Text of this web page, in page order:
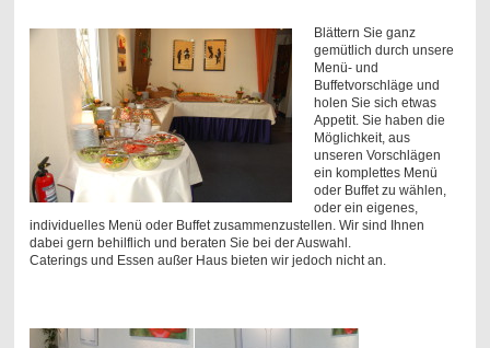
Blättern Sie ganz
gemütlich durch unsere
Menü- und
Buffetvorschläge und
holen Sie sich etwas
Appetit. Sie haben die
Möglichkeit, aus
unseren Vorschlägen
ein komplettes Menü
oder Buffet zu wählen,
oder ein eigenes,
individuelles Menü oder Buffet zusammenzustellen. Wir sind Ihnen
dabei gern behilflich und beraten Sie bei der Auswahl.
Caterings und Essen außer Haus bieten wir jedoch nicht an.